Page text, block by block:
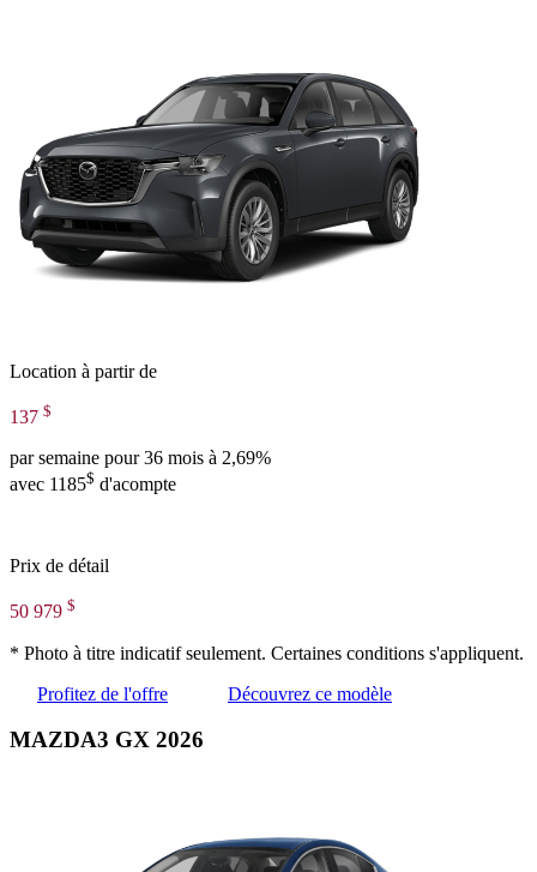
Location à partir de
137 $
par semaine pour 36 mois à 2,69%
avec 1185$ d'acompte
Prix de détail
50 979 $
* Photo à titre indicatif seulement. Certaines conditions s'appliquent.
Profitez de l'offre
Découvrez ce modèle
MAZDA3 GX 2026